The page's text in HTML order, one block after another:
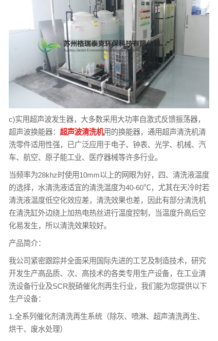
c)实用超声波发生器，大多数采用大功率自激式反馈振荡器，
超声波换能器： 超声波清洗机用的换能器，通用超声清洗机清
洗零件适用性强，已广泛应用于电子、钟表、光学、机械、汽
车、航空、原子能工业、医疗器械等许多行业。
当频率为28khz时使用10mm以上的网眼为好，四、清洗液温度
的选择，水清洗液适宜的清洗温度为40-60℃，尤其在天冷时若
清洗液温度低空化效应差，清洗效果也差，因此有部分清洗机
在清洗缸外边绕上加热电热丝进行温度控制，当温度升高后空
化易发生，所以清洗效果较好。
产品简介：
我公司紧密跟踪并全面采用国际先进的工艺及制造技术，研究
开发生产高品质、次、高技术的各类专用生产设备，在工业清
洗设备行业及SCR脱硝催化剂再生行业，我们能为您提供以下
生产设备：
1.全系列催化剂清洗再生系统（除灰、喷淋、超声清洗再生、
烘干、废水处理）